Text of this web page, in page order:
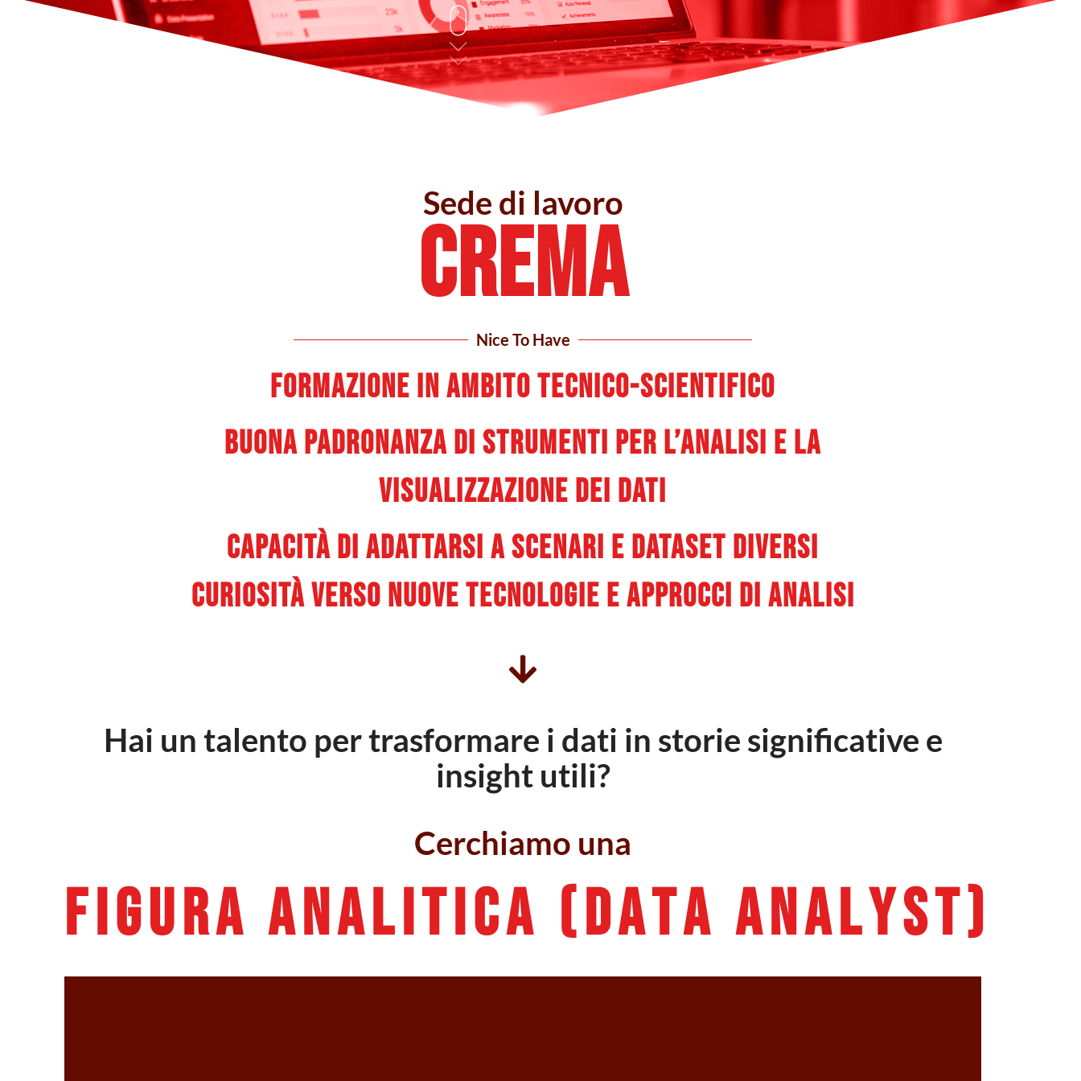
Sede di lavoro
CREMA
Nice To Have
Formazione in ambito tecnico-scientifico
Buona padronanza di strumenti per l’analisi e la
visualizzazione dei dati
Capacità di adattarsi a scenari e dataset diversi
Curiosità verso nuove tecnologie e approcci di analisi
Hai un talento per trasformare i dati in storie significative e
insight utili?
Cerchiamo una
figura analitica (DATA ANALYST)